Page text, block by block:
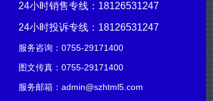
24小时销售专线： 18126531247
24小时投诉专线： 18126531247
服务咨询： 0755-29171400
图文传真：0755-29171400
服务邮箱： admin@szhtml5.com